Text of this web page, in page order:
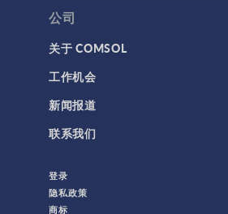
3D 打印
AC/DC 模块
App 开发器简介视频
CFD 模块
RF 模块
公司
关于 COMSOL
工作机会
新闻报道
联系我们
登录
隐私政策
商标